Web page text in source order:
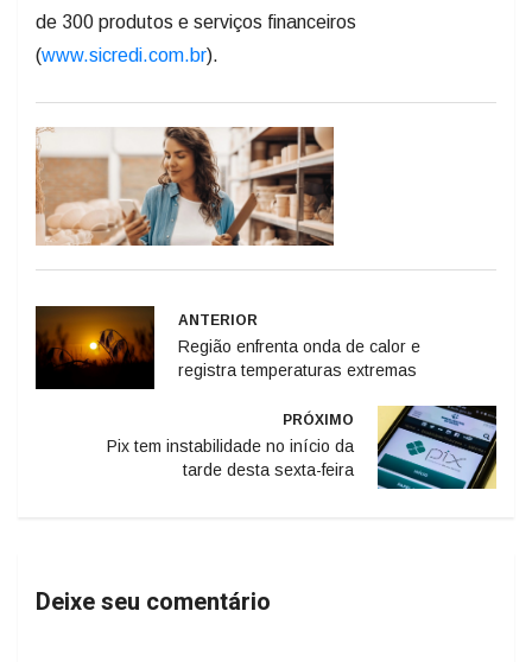
de 300 produtos e serviços financeiros
(www.sicredi.com.br).
ANTERIOR
Região enfrenta onda de calor e
registra temperaturas extremas
PRÓXIMO
Pix tem instabilidade no início da
tarde desta sexta-feira
Deixe seu comentário